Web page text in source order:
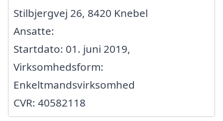
Stilbjergvej 26, 8420 Knebel
Ansatte:
Startdato: 01. juni 2019,
Virksomhedsform:
Enkeltmandsvirksomhed
CVR: 40582118